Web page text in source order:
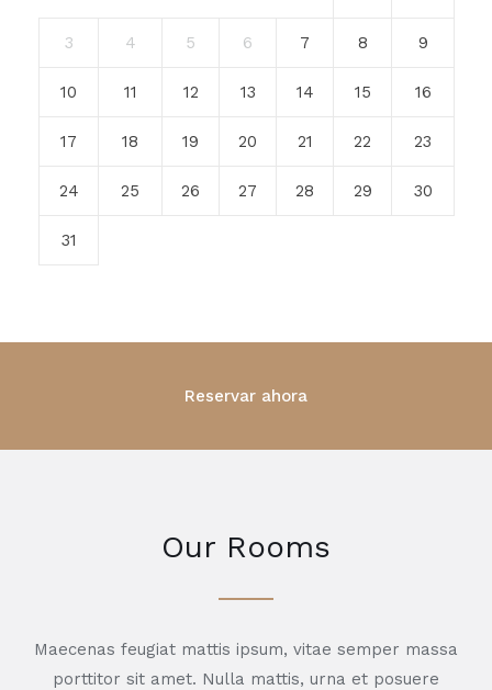
3 4 5 6 7 8 9
10 11 12 13 14 15 16
17 18 19 20 21 22 23
24 25 26 27 28 29 30
31
Our Rooms
Maecenas feugiat mattis ipsum, vitae semper massa
porttitor sit amet. Nulla mattis, urna et posuere